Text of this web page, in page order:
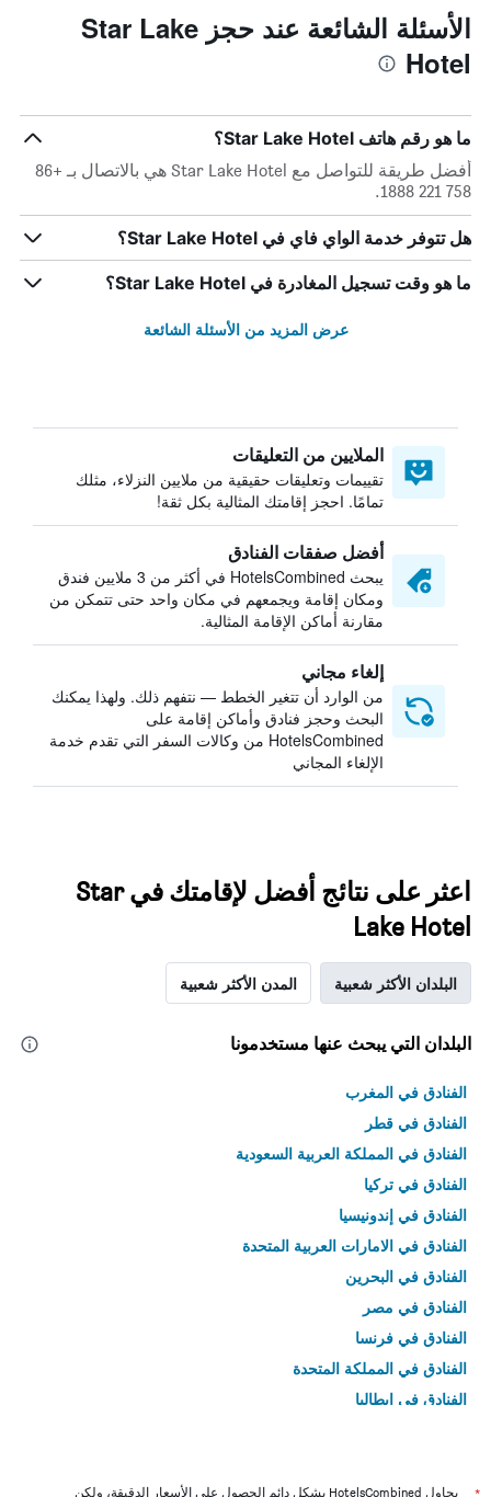
الأسئلة الشائعة عند حجز Star Lake
Hotel
ما هو رقم هاتف Star Lake Hotel؟
أفضل طريقة للتواصل مع Star Lake Hotel هي بالاتصال بـ +86
758 221 1888.
هل تتوفر خدمة الواي فاي في Star Lake Hotel؟
ما هو وقت تسجيل المغادرة في Star Lake Hotel؟
عرض المزيد من الأسئلة الشائعة
الملايين من التعليقات
تقييمات وتعليقات حقيقية من ملايين النزلاء، مثلك
تمامًا. احجز إقامتك المثالية بكل ثقة!
أفضل صفقات الفنادق
يبحث HotelsCombined في أكثر من 3 ملايين فندق
ومكان إقامة ويجمعهم في مكان واحد حتى تتمكن من
مقارنة أماكن الإقامة المثالية.
إلغاء مجاني
من الوارد أن تتغير الخطط — نتفهم ذلك. ولهذا يمكنك
البحث وحجز فنادق وأماكن إقامة على
HotelsCombined من وكالات السفر التي تقدم خدمة
الإلغاء المجاني
اعثر على نتائج أفضل لإقامتك في Star
Lake Hotel
البلدان الأكثر شعبية المدن الأكثر شعبية
البلدان التي يبحث عنها مستخدمونا
الفنادق في المغرب
الفنادق في قطر
الفنادق في المملكة العربية السعودية
الفنادق في تركيا
الفنادق في إندونيسيا
الفنادق في الامارات العربية المتحدة
الفنادق في البحرين
الفنادق في مصر
الفنادق في فرنسا
الفنادق في المملكة المتحدة
الفنادق في إيطاليا
يحاول HotelsCombined بشكل دائم الحصول على الأسعار الدقيقة، ولكن